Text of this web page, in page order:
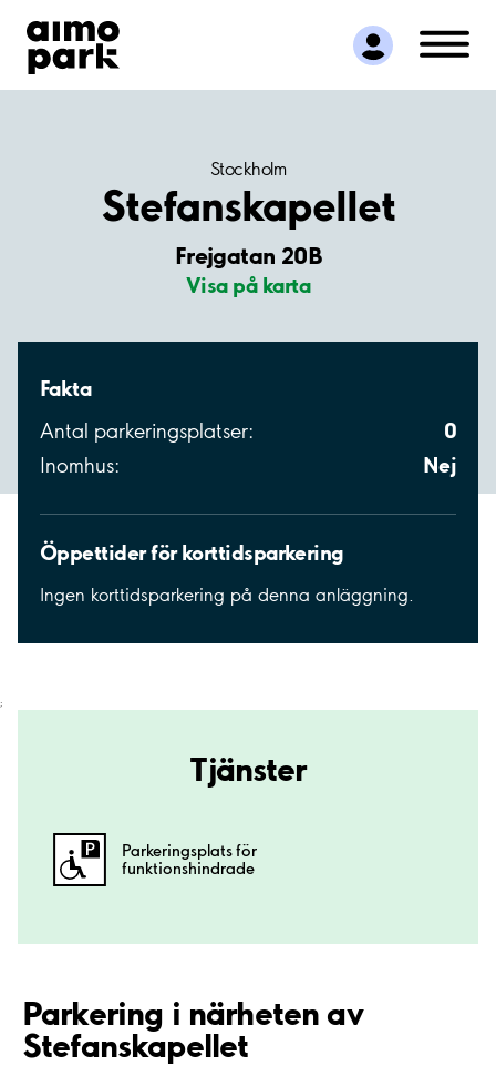
Hitta parkering
Samarbete
Kundservice
Stockholm
Stefanskapellet
Frejgatan 20B
Visa på karta
Fakta
Antal parkeringsplatser: 0
Inomhus: Nej
Öppettider för korttidsparkering
Ingen korttidsparkering på denna anläggning.
;
Tjänster
Parkeringsplats för
funktionshindrade
Parkering i närheten av
Stefanskapellet